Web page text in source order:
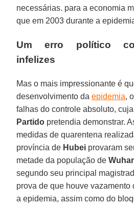
necessárias. para a economia
que em 2003 durante a
Um erro político
infelizes
Mas o mais impressionante é
desenvolvimento daepidemia,
falhas do controle absoluto,
Partido pretendia demonstrar.
medidas de quarentena
província de Hubei provaram
metade da população de
segundo seu principal
prova de que houve vazamento
a epidemia, assim como do